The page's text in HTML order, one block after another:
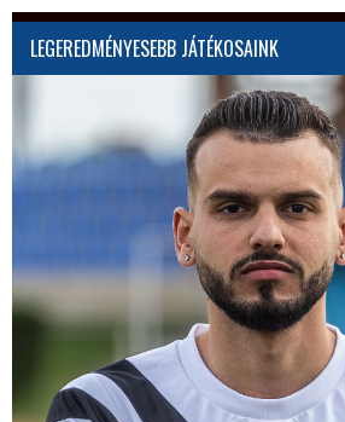
LEGEREDMÉNYESEBB JÁTÉKOSAINK